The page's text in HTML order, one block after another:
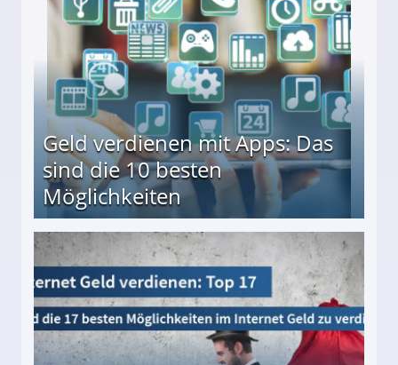
Geld verdienen mit Apps: Das
sind die 10 besten
Möglichkeiten
besten Möglichkeiten